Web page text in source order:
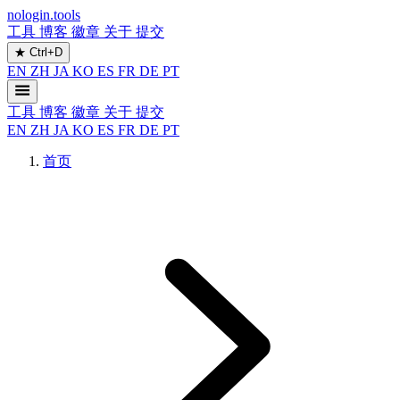
nologin.tools
工具 博客 徽章 关于 提交
★ Ctrl+D
EN ZH JA KO ES FR DE PT
工具 博客 徽章 关于 提交
EN ZH JA KO ES FR DE PT
首页